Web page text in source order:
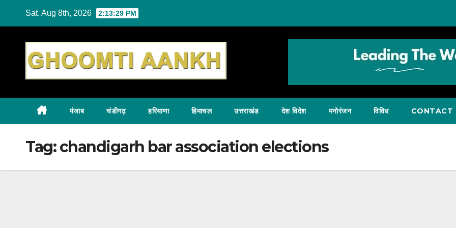
Sat. Aug 8th, 2026 2:13:30 PM
पंजाब चंडीगढ़ हरियाणा हिमाचल उत्तराखंड देश विदेश मनोरंजन विविध CONTACT
Tag:chandigarh bar association elections